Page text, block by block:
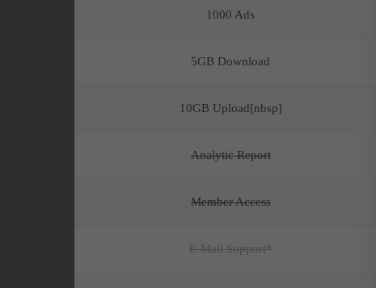
1000 Ads
5GB Download
10GB Upload[nbsp]
Analytic Report
Member Access
E-Mail Support*